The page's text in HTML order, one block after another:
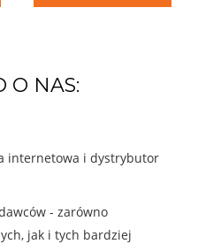
O NAS:
internetowa i dystrybutor
- zarówno
jak i tych bardziej